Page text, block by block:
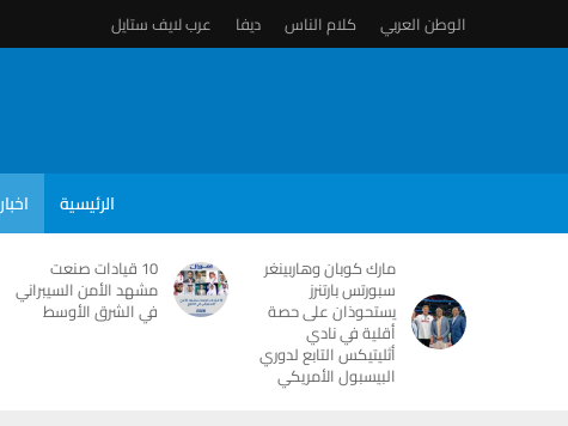
الوطن العربي كلام الناس ديفا عرب لايف ستايل
الرئيسية اخبار
مارك كوبان وهاربينغر
سبورتس بارتنرز
يستحوذان على حصة
أقلية في نادي
أثليتيكس التابع لدوري
البيسبول الأمريكي
10 قيادات صنعت
مشهد الأمن السيبراني
في الشرق الأوسط